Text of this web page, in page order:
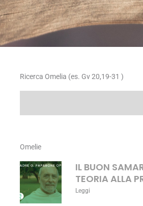
Ricerca Omelia (es. Gv 20,19-31 )
Omelie
IL BUON
TEORIA ALLA
Leggi